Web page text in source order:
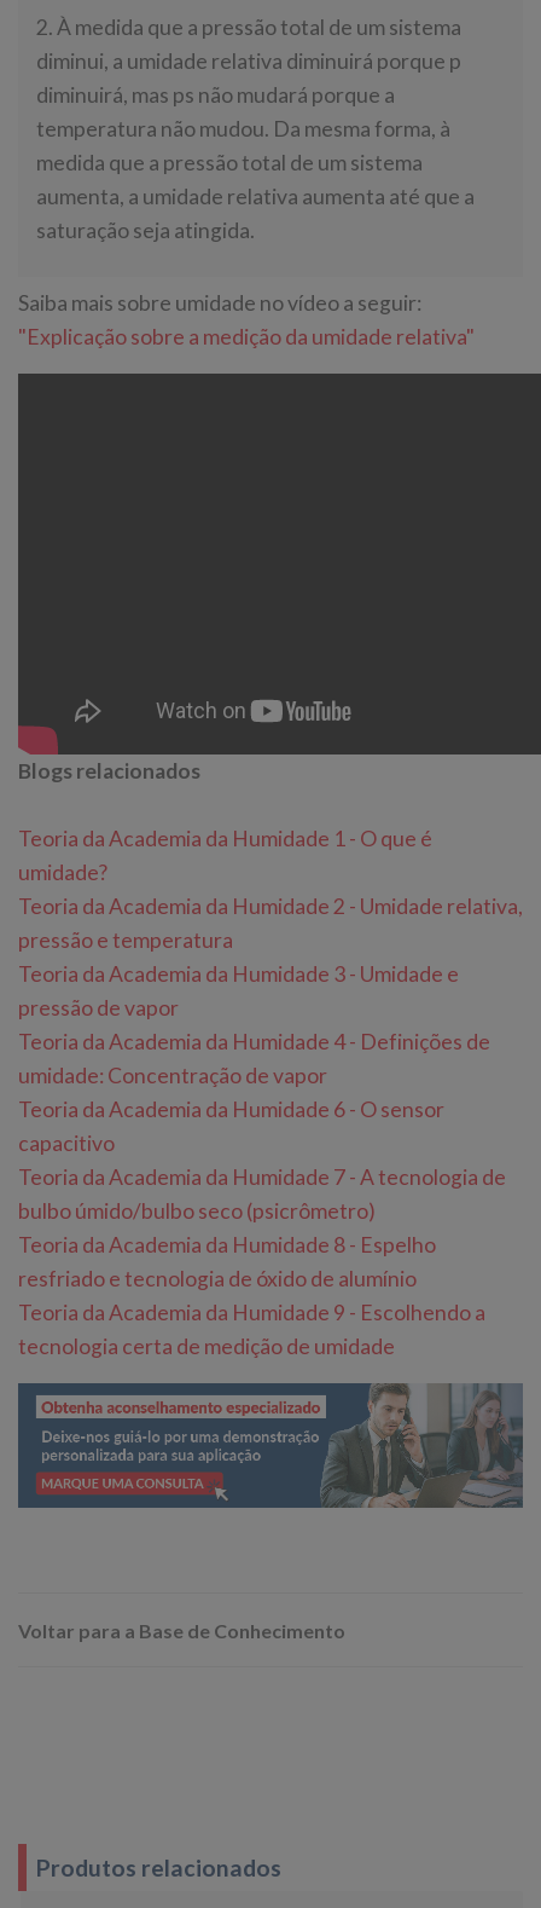
2. À medida que a pressão total de um sistema
diminui, a umidade relativa diminuirá porque p
diminuirá, mas ps não mudará porque a
temperatura não mudou. Da mesma forma, à
medida que a pressão total de um sistema
aumenta, a umidade relativa aumenta até que a
saturação seja atingida.
Saiba mais sobre umidade no vídeo a seguir:
"Explicação sobre a medição da umidade relativa"
Blogs relacionados
Teoria da Academia da Humidade 1 - O que é
umidade?
Teoria da Academia da Humidade 2 - Umidade relativa,
pressão e temperatura
Teoria da Academia da Humidade 3 - Umidade e
pressão de vapor
Teoria da Academia da Humidade 4 - Definições de
umidade: Concentração de vapor
Teoria da Academia da Humidade 6 - O sensor
capacitivo
Teoria da Academia da Humidade 7 - A tecnologia de
bulbo úmido/bulbo seco (psicrômetro)
Teoria da Academia da Humidade 8 - Espelho
resfriado e tecnologia de óxido de alumínio
Teoria da Academia da Humidade 9 - Escolhendo a
tecnologia certa de medição de umidade
Voltar para a Base de Conhecimento
Produtos relacionados